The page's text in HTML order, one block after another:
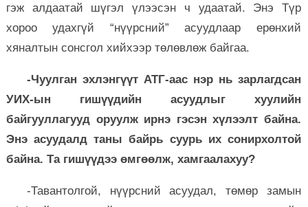
гэж алдаатай шүгэл үлээсэн ч удаатай. Энэ Түр
хороо удахгүй “нүүрсний” асуудлаар ерөнхий
хяналтын сонсгол хийхээр төлөвлөж байгаа.
-Чуулган эхлэнгүүт АТГ-аас нэр нь зарлагдсан
УИХ-ын гишүүдийн асуудлыг хуулийн
байгууллагууд оруулж ирнэ гэсэн хүлээлт байна.
Энэ асуудалд таны байрь суурь их сонирхолтой
байна. Та гишүүдээ өмгөөлж, хамгаалахуу?
-Тавантолгой, нүүрсний асуудал, төмөр замын